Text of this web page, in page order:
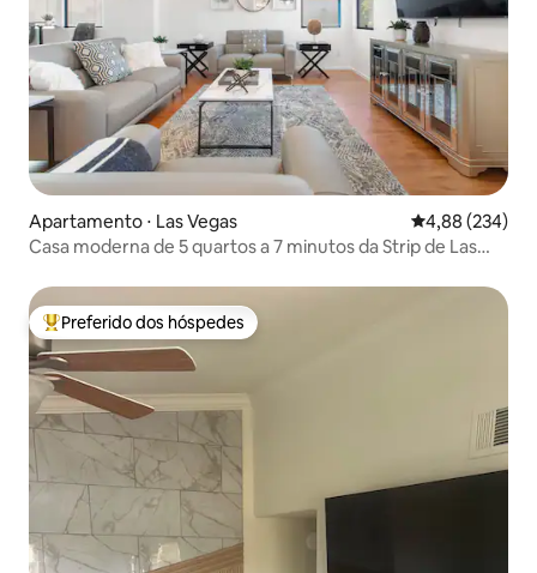
Apartamento ⋅ Las Vegas 4,88 de uma
4,88 (234)
Casa moderna de 5 quartos a 7 minutos da Strip de Las
Entre os melhores preferidos dos hóspedes
Preferido dos hóspedes